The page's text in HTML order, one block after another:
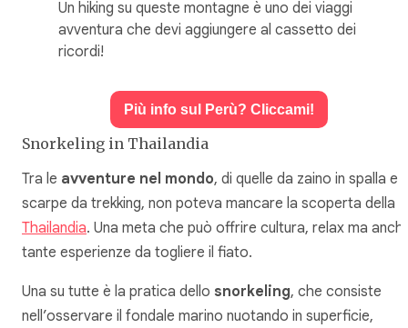
Un hiking su queste montagne è uno dei viaggi
avventura che devi aggiungere al cassetto dei
ricordi!
Più info sul Perù? Cliccami!
Snorkeling in Thailandia
Tra le avventure nel mondo, di quelle da zaino in spalla e
scarpe da trekking, non poteva mancare la scoperta della
Thailandia. Una meta che può offrire cultura, relax ma
tante esperienze da togliere il fiato.
Una su tutte è la pratica dello snorkeling, che consiste
nell’osservare il fondale marino nuotando in superficie,